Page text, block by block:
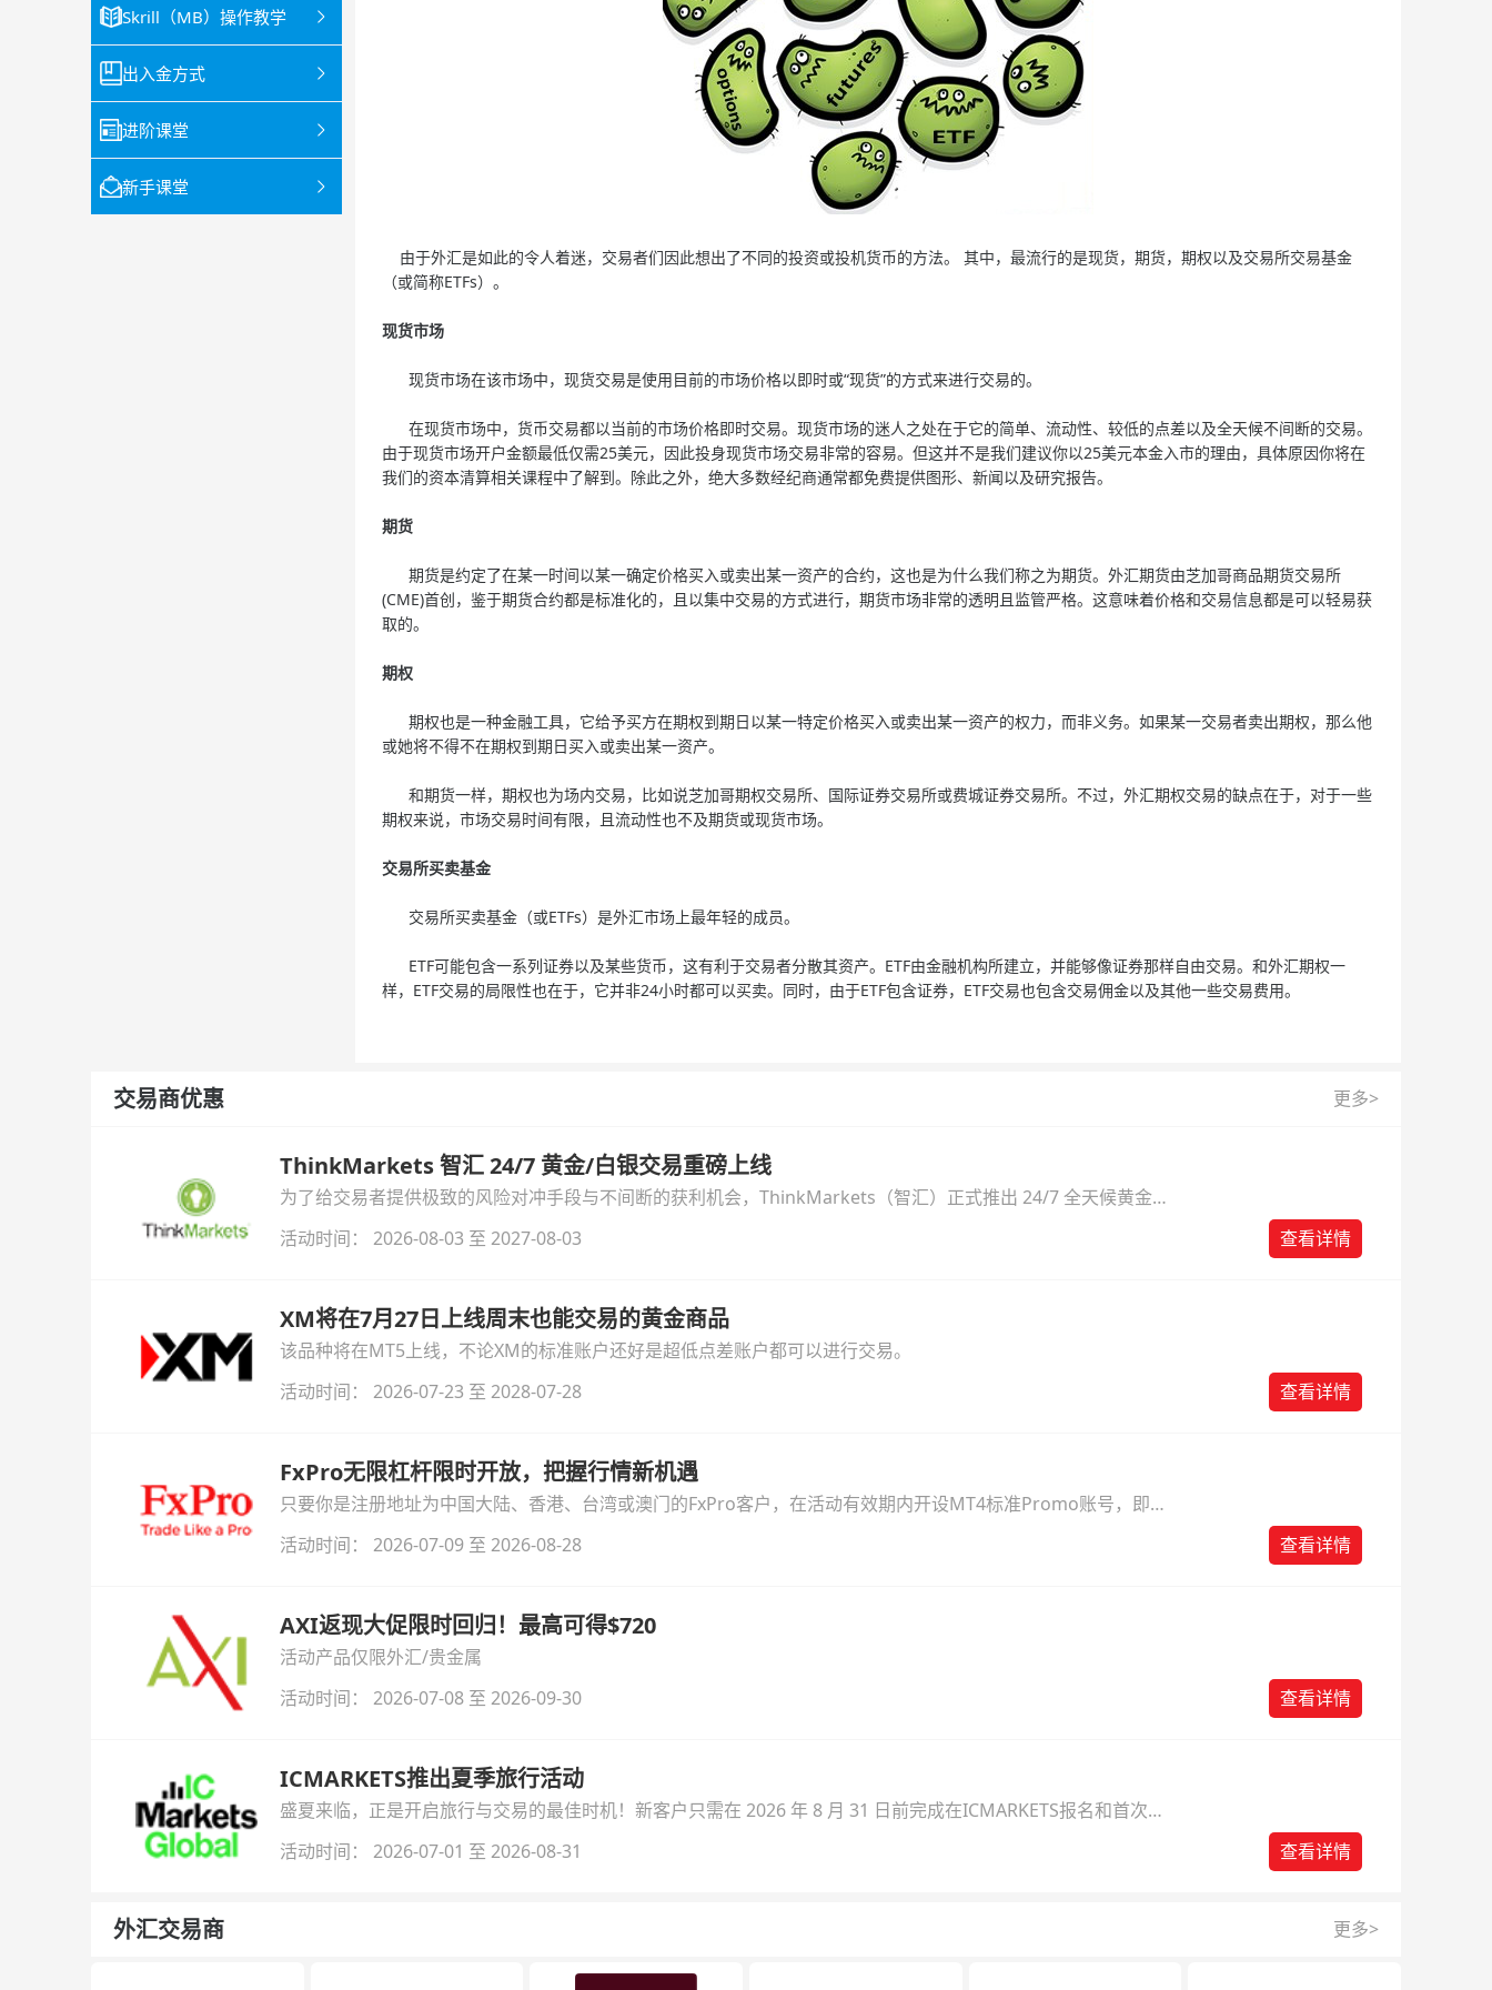
Skrill（MB）操作教学
出入金方式
进阶课堂
新手课堂
由于外汇是如此的令人着迷，交易者们因此想出了不同的投资或投机货币的方法。 其中，最流行的是现货，期货，期权以及交易所交易基金
（或简称ETFs）。
现货市场
现货市场在该市场中，现货交易是使用目前的市场价格以即时或“现货”的方式来进行交易的。
在现货市场中，货币交易都以当前的市场价格即时交易。现货市场的迷人之处在于它的简单、流动性、较低的点差以及全天候不间断的交易。
由于现货市场开户金额最低仅需25美元，因此投身现货市场交易非常的容易。但这并不是我们建议你以25美元本金入市的理由，具体原因你将在
我们的资本清算相关课程中了解到。除此之外，绝大多数经纪商通常都免费提供图形、新闻以及研究报告。
期货
期货是约定了在某一时间以某一确定价格买入或卖出某一资产的合约，这也是为什么我们称之为期货。外汇期货由芝加哥商品期货交易所
(CME)首创，鉴于期货合约都是标准化的，且以集中交易的方式进行，期货市场非常的透明且监管严格。这意味着价格和交易信息都是可以轻易获
取的。
期权
期权也是一种金融工具，它给予买方在期权到期日以某一特定价格买入或卖出某一资产的权力，而非义务。如果某一交易者卖出期权，那么他
或她将不得不在期权到期日买入或卖出某一资产。
和期货一样，期权也为场内交易，比如说芝加哥期权交易所、国际证券交易所或费城证券交易所。不过，外汇期权交易的缺点在于，对于一些
期权来说，市场交易时间有限，且流动性也不及期货或现货市场。
交易所买卖基金
交易所买卖基金（或ETFs）是外汇市场上最年轻的成员。
ETF可能包含一系列证券以及某些货币，这有利于交易者分散其资产。ETF由金融机构所建立，并能够像证券那样自由交易。和外汇期权一
样，ETF交易的局限性也在于，它并非24小时都可以买卖。同时，由于ETF包含证券，ETF交易也包含交易佣金以及其他一些交易费用。
交易商优惠 更多>
ThinkMarkets 智汇 24/7 黄金/白银交易重磅上线
为了给交易者提供极致的风险对冲手段与不间断的获利机会，ThinkMarkets（智汇）正式推出 24/7 全天候黄金
与白银交易！本文将为您详细拆解本次升级的核心交易品种、杠杆配置、支持软件及交易细则。
活动时间： 2026-08-03 至 2027-08-03 查看详情
XM将在7月27日上线周末也能交易的黄金商品
该品种将在MT5上线，不论XM的标准账户还好是超低点差账户都可以进行交易。
活动时间： 2026-07-23 至 2028-07-28
查看详情
FxPro无限杠杆限时开放，把握行情新机遇
只要你是注册地址为中国大陆、香港、台湾或澳门的FxPro客户，在活动有效期内开设MT4标准Promo账号，即可
自动解锁无限倍杠杆福利，无需额外复杂操作。
活动时间： 2026-07-09 至 2026-08-28 查看详情
AXI返现大促限时回归！最高可得$720
活动产品仅限外汇/贵金属
活动时间： 2026-07-08 至 2026-09-30
查看详情
ICMARKETS推出夏季旅行活动
盛夏来临，正是开启旅行与交易的最佳时机！新客户只需在 2026 年 8 月 31 日前完成在ICMARKETS报名和首次入
金即可参与！
活动时间： 2026-07-01 至 2026-08-31 查看详情
外汇交易商 更多>